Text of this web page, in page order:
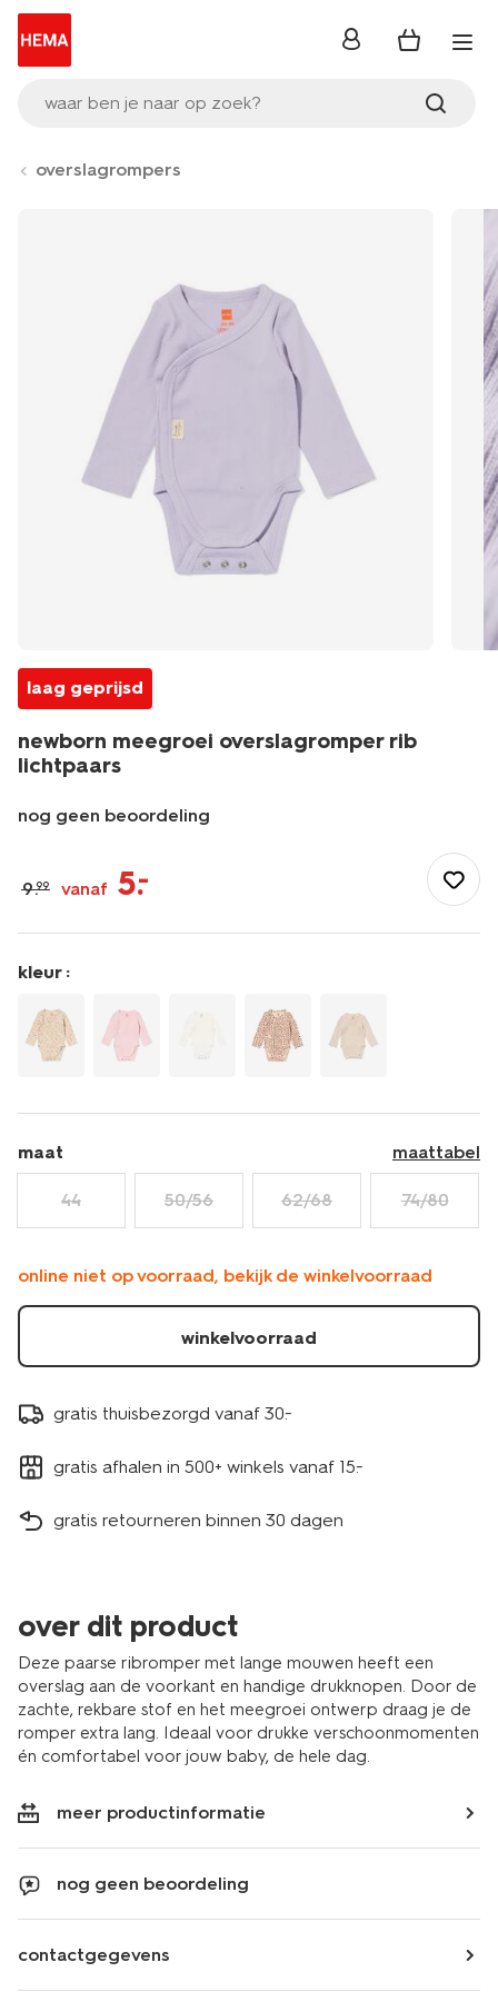
waar ben je naar op zoek?
inloggen
overslagrompers
laag geprijsd
newborn meegroei overslagromper rib
lichtpaars
nog geen beoordeling
overslagromper-
lichtpaars-
33438620LIGHTPURPLE.html
9.99 vanaf 5.–
kleur :
maat maattabel
44 50/56 62/68 74/80
online niet op voorraad, bekijk de winkelvoorraad
winkelvoorraad
gratis thuisbezorgd vanaf 30.-
gratis afhalen in 500+ winkels vanaf 15.-
gratis retourneren binnen 30 dagen
over dit product
Deze paarse ribromper met lange mouwen heeft een
overslag aan de voorkant en handige drukknopen. Door de
zachte, rekbare stof en het meegroei ontwerp draag je de
romper extra lang. Ideaal voor drukke verschoonmomenten
én comfortabel voor jouw baby, de hele dag.
meer productinformatie
nog geen beoordeling
contactgegevens